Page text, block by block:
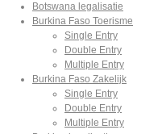
Botswana legalisatie
Burkina Faso Toerisme
Single Entry
Double Entry
Multiple Entry
Burkina Faso Zakelijk
Single Entry
Double Entry
Multiple Entry